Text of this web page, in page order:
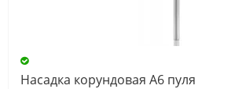
Насадка корундовая А6 пуля